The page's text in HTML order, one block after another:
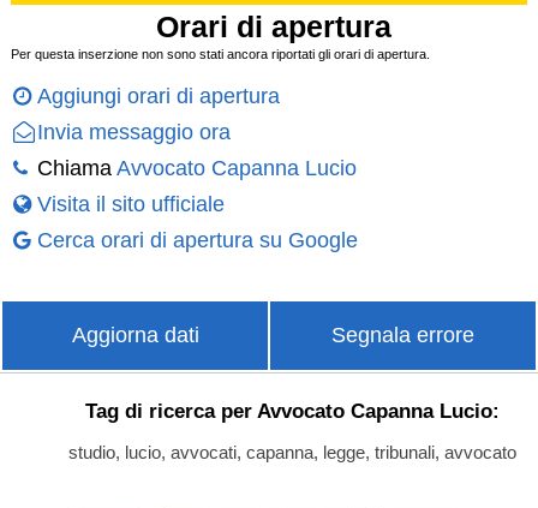
Orari di apertura
Per questa inserzione non sono stati ancora riportati gli orari di apertura.
Aggiungi orari di apertura
Invia messaggio ora
Chiama Avvocato Capanna Lucio
Visita il sito ufficiale
Cerca orari di apertura su Google
Aggiorna dati Segnala errore
Tag di ricerca per Avvocato Capanna Lucio:
studio, lucio, avvocati, capanna, legge, tribunali, avvocato